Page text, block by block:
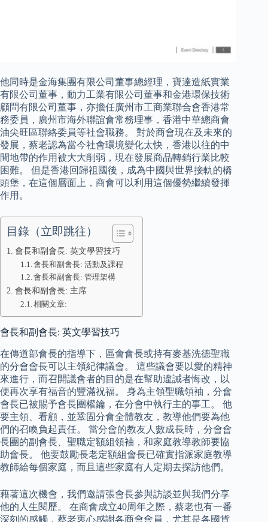
他同時是金海集團有限公司董事總經理，寶達造紙實業
有限公司董事，動力工業有限公司董事和金港環保技術
顧問有限公司董事，亦擔任廣州市工商業聯合會香港常
務委員，廣州市海外聯誼會常務理事，香港中華總商會
油尖旺區聯絡委員等社會職務。 對於商會現在及未來的
發展，蔡老認為當今社會環境變化太快，香港以往的中
間地帶的作用被大大削弱，現在發展商品轉銷行業比較
困難。 但是香港回歸祖國後，成為中國與世界接軌的橋
頭堡，在這個層面上，商會可以利用這個優勢繼續發揮
作用。
目錄（立即跳往）
會長和副會長: 英文學習技巧
會長和副會長: 活動及課程
會長和副會長: 管理架構
會長和副會長: 主席
相關文章:
會長和副會長: 英文學習技巧
在傳道部會長的指導下，區會會長或持有麥基洗德聖職
的分會會長可以主領紀律議會。 這些議會要以愛的精神
來進行，而召開議會者的目的是在幫助違誡者悔改，以
便再次享有福音的豐滿祝福。 身為主領聖職領袖，分會
會長已被賜予會長團權鑰，在分會中執行主的事工。 他
要主領、看顧，並鞏固分會全體教友，教導他們要為他
們的召喚負起責任。 當分會的教友人數成長時，分會會
長團的副會長、聖職定額組領袖，和家庭教導教師要協
助會長。 他要鼓勵長老定額組會長已確實指派家庭教導
教師給每個家庭，而且這些家庭有人定期去探訪他們。
藉著這次機會，我們邀請張會長參與訪談並與我們分享
他的人生閱歷。 在商會成立40周年之際，蔡老也有一番
深刻的感觸，蔡老衷心感謝各商會會員，尤其是各國貨